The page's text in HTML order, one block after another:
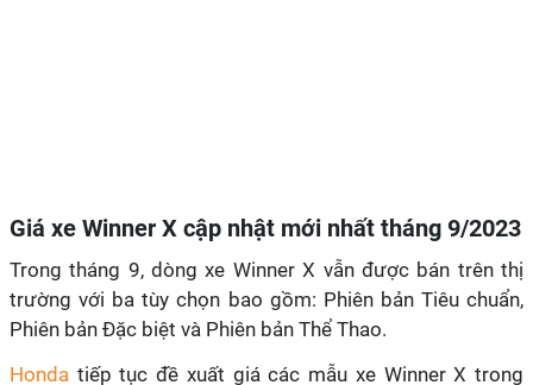
Giá xe Winner X cập nhật mới nhất tháng 9/2023
Trong tháng 9, dòng xe Winner X vẫn được bán trên thị
trường với ba tùy chọn bao gồm: Phiên bản Tiêu chuẩn,
Phiên bản Đặc biệt và Phiên bản Thể Thao.
Honda tiếp tục đề xuất giá các mẫu xe Winner X trong